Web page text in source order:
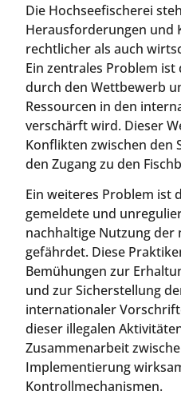
Die Hochseefischerei
Herausforderungen und
rechtlicher als auch
Ein zentrales Problem
durch den Wettbewerb
Ressourcen in den
verschärft wird. Dieser
Konflikten zwischen den
den Zugang zu den
Ein weiteres Problem ist
gemeldete und
nachhaltige Nutzung der
gefährdet. Diese
Bemühungen zur
und zur Sicherstellung
internationaler
dieser illegalen
Zusammenarbeit
Implementierung
Kontrollmechanismen.